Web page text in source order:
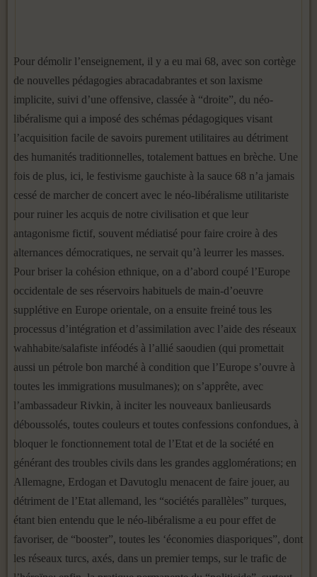
Pour démolir l’enseignement, il y a eu mai 68, avec son cortège
de nouvelles pédagogies abracadabrantes et son laxisme
implicite, suivi d’une offensive, classée à “droite”, du néo-
libéralisme qui a imposé des schémas pédagogiques visant
l’acquisition facile de savoirs purement utilitaires au détriment
des humanités traditionnelles, totalement battues en brèche. Une
fois de plus, ici, le festivisme gauchiste à la sauce 68 n’a jamais
cessé de marcher de concert avec le néo-libéralisme utilitariste
pour ruiner les acquis de notre civilisation et que leur
antagonisme fictif, souvent médiatisé pour faire croire à des
alternances démocratiques, ne servait qu’à leurrer les masses.
Pour briser la cohésion ethnique, on a d’abord coupé l’Europe
occidentale de ses réservoirs habituels de main-d’oeuvre
supplétive en Europe orientale, on a ensuite freiné tous les
processus d’intégration et d’assimilation avec l’aide des réseaux
wahhabite/salafiste inféodés à l’allié saoudien (qui promettait
aussi un pétrole bon marché à condition que l’Europe s’ouvre à
toutes les immigrations musulmanes); on s’apprête, avec
l’ambassadeur Rivkin, à inciter les nouveaux banlieusards
déboussolés, toutes couleurs et toutes confessions confondues, à
bloquer le fonctionnement total de l’Etat et de la société en
générant des troubles civils dans les grandes agglomérations; en
Allemagne, Erdogan et Davutoglu menacent de faire jouer, au
détriment de l’Etat allemand, les “sociétés parallèles” turques,
étant bien entendu que le néo-libéralisme a eu pour effet de
favoriser, de “booster”, toutes les ‘économies diasporiques”, dont
les réseaux turcs, axés, dans un premier temps, sur le trafic de